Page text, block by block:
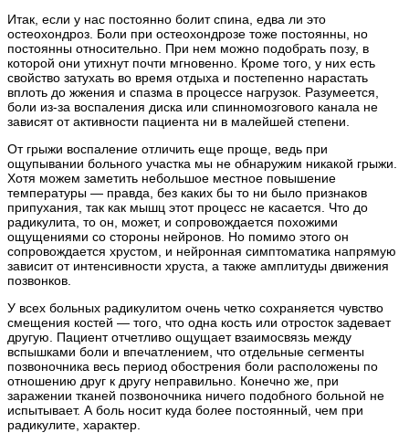
Итак, если у нас постоянно болит спина, едва ли это
остеохондроз. Боли при остеохондрозе тоже постоянны, но
постоянны относительно. При нем можно подобрать позу, в
которой они утихнут почти мгновенно. Кроме того, у них есть
свойство затухать во время отдыха и постепенно нарастать
вплоть до жжения и спазма в процессе нагрузок. Разумеется,
боли из-за воспаления диска или спинномозгового канала не
зависят от активности пациента ни в малейшей степени.
От грыжи воспаление отличить еще проще, ведь при
ощупывании больного участка мы не обнаружим никакой грыжи.
Хотя можем заметить небольшое местное повышение
температуры — правда, без каких бы то ни было признаков
припухания, так как мышц этот процесс не касается. Что до
радикулита, то он, может, и сопровождается похожими
ощущениями со стороны нейронов. Но помимо этого он
сопровождается хрустом, и нейронная симптоматика напрямую
зависит от интенсивности хруста, а также амплитуды движения
позвонков.
У всех больных радикулитом очень четко сохраняется чувство
смещения костей — того, что одна кость или отросток задевает
другую. Пациент отчетливо ощущает взаимосвязь между
вспышками боли и впечатлением, что отдельные сегменты
позвоночника весь период обострения боли расположены по
отношению друг к другу неправильно. Конечно же, при
заражении тканей позвоночника ничего подобного больной не
испытывает. А боль носит куда более постоянный, чем при
радикулите, характер.